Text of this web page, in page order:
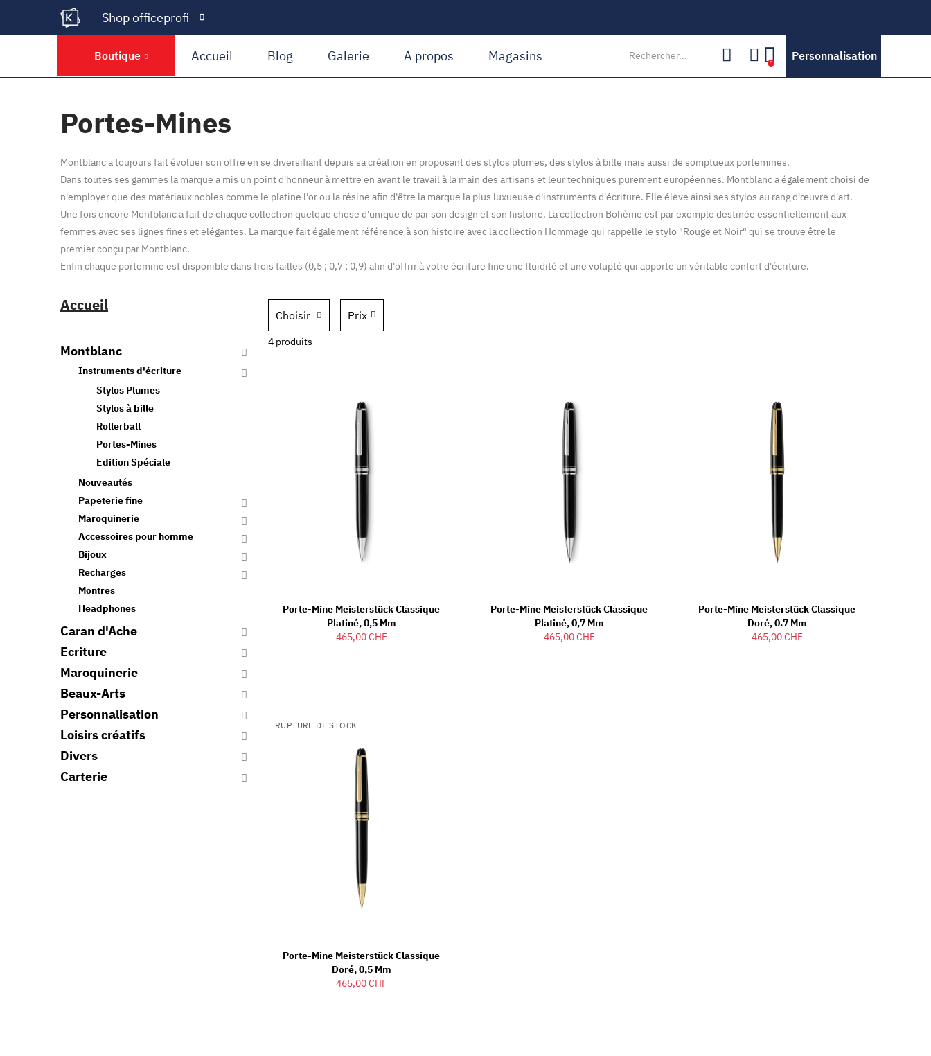
Shop officeprofi
Boutique Accueil Blog Galerie A propos Magasins 0
Personnalisation
Portes-Mines
Montblanc a toujours fait évoluer son offre en se diversifiant depuis sa création en proposant des stylos plumes, des stylos à bille mais aussi de somptueux portemines.
Dans toutes ses gammes la marque a mis un point d'honneur à mettre en avant le travail à la main des artisans et leur techniques purement européennes. Montblanc a également choisi de
n'employer que des matériaux nobles comme le platine l'or ou la résine afin d'être la marque la plus luxueuse d'instruments d'écriture. Elle élève ainsi ses stylos au rang d'œuvre d'art.
Une fois encore Montblanc a fait de chaque collection quelque chose d'unique de par son design et son histoire. La collection Bohème est par exemple destinée essentiellement aux
femmes avec ses lignes fines et élégantes. La marque fait également référence à son histoire avec la collection Hommage qui rappelle le stylo "Rouge et Noir" qui se trouve être le
premier conçu par Montblanc.
Enfin chaque portemine est disponible dans trois tailles (0,5 ; 0,7 ; 0,9) afin d'offrir à votre écriture fine une fluidité et une volupté qui apporte un véritable confort d'écriture.
Choisir Prix
4 produits
Porte-Mine Meisterstück Classique
Platiné, 0,5 Mm
465,00 CHF
Porte-Mine Meisterstück Classique
Platiné, 0,7 Mm
465,00 CHF
Porte-Mine Meisterstück Classique
Doré, 0.7 Mm
465,00 CHF
RUPTURE DE STOCK
Porte-Mine Meisterstück Classique
Doré, 0,5 Mm
465,00 CHF
Accueil
Montblanc
Instruments d'écriture
Stylos Plumes
Stylos à bille
Rollerball
Portes-Mines
Edition Spéciale
Nouveautés
Papeterie fine
Maroquinerie
Accessoires pour homme
Bijoux
Recharges
Montres
Headphones
Caran d'Ache
Ecriture
Maroquinerie
Beaux-Arts
Personnalisation
Loisirs créatifs
Divers
Carterie